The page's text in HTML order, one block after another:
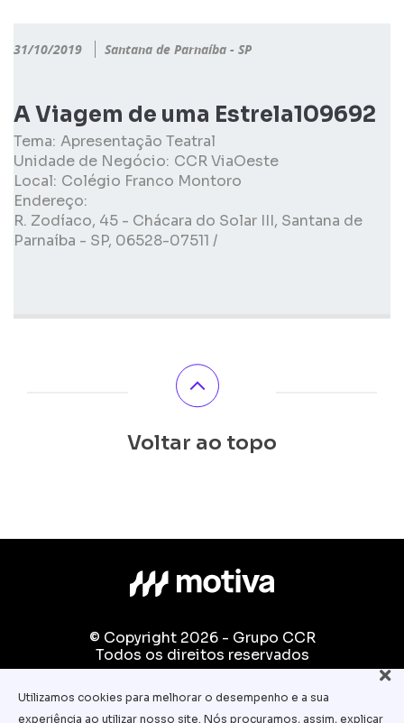
31/10/2019 Santana de Parnaíba - SP
A Viagem de uma Estrela109692
Tema: Apresentação Teatral
Unidade de Negócio: CCR ViaOeste
Local: Colégio Franco Montoro
Endereço:
R. Zodíaco, 45 - Chácara do Solar III, Santana de
Parnaíba - SP, 06528-07511 /
Voltar ao topo
© Copyright 2026 - Grupo CCR
Todos os direitos reservados
Fale conosco:
equipe.pedagogica@motiva.com.br
Utilizamos cookies para melhorar o desempenho e a sua
experiência ao utilizar nosso site. Nós procuramos, assim, explicar